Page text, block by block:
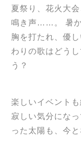
夏祭り、花火大
鳴き声……。 暑か
胸を打たれ、優
わりの歌はどう
う？
楽しいイベント
寂しい気分にな
った太陽も、今